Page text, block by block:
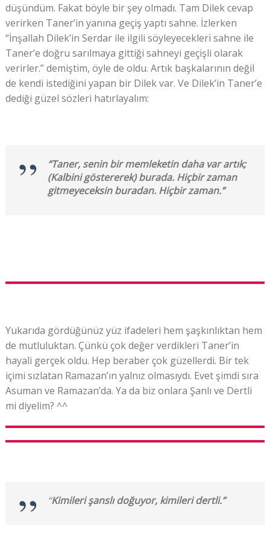
düşündüm. Fakat böyle bir şey olmadı. Tam Dilek cevap
verirken Taner’in yanına geçiş yaptı sahne. İzlerken
“İnşallah Dilek’in Serdar ile ilgili söyleyecekleri sahne ile
Taner’e doğru sarılmaya gittiği sahneyi geçişli olarak
verirler.” demiştim, öyle de oldu. Artık başkalarının değil
de kendi istediğini yapan bir Dilek var. Ve Dilek’in Taner’e
dediği güzel sözleri hatırlayalım:
“Taner, senin bir memleketin daha var artık;
(Kalbini göstererek) burada. Hiçbir zaman
gitmeyeceksin buradan. Hiçbir zaman.”
Yukarıda gördüğünüz yüz ifadeleri hem şaşkınlıktan hem
de mutluluktan. Çünkü çok değer verdikleri Taner’in
hayali gerçek oldu. Hep beraber çok güzellerdi. Bir tek
içimi sızlatan Ramazan’ın yalnız olmasıydı. Evet şimdi sıra
Asuman ve Ramazan’da. Ya da biz onlara Şanlı ve Dertli
mi diyelim? ^^
“Kimileri şanslı doğuyor, kimileri dertli.”